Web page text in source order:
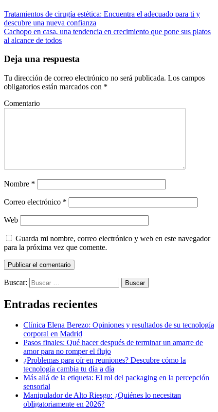
Tratamientos de cirugía estética: Encuentra el adecuado para ti y
descubre una nueva confianza
Cachopo en casa, una tendencia en crecimiento que pone sus platos
al alcance de todos
Deja una respuesta
Tu dirección de correo electrónico no será publicada. Los campos
obligatorios están marcados con *
Comentario
Nombre *
Correo electrónico *
Web
Guarda mi nombre, correo electrónico y web en este navegador
para la próxima vez que comente.
Buscar:
Entradas recientes
Clínica Elena Berezo: Opiniones y resultados de su tecnología
corporal en Madrid
Pasos finales: Qué hacer después de terminar un amarre de
amor para no romper el flujo
¿Problemas para oír en reuniones? Descubre cómo la
tecnología cambia tu día a día
Más allá de la etiqueta: El rol del packaging en la percepción
sensorial
Manipulador de Alto Riesgo: ¿Quiénes lo necesitan
obligatoriamente en 2026?